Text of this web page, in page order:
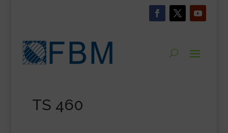
TS 460